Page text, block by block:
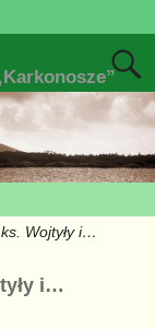
Wojtyły i…
i…